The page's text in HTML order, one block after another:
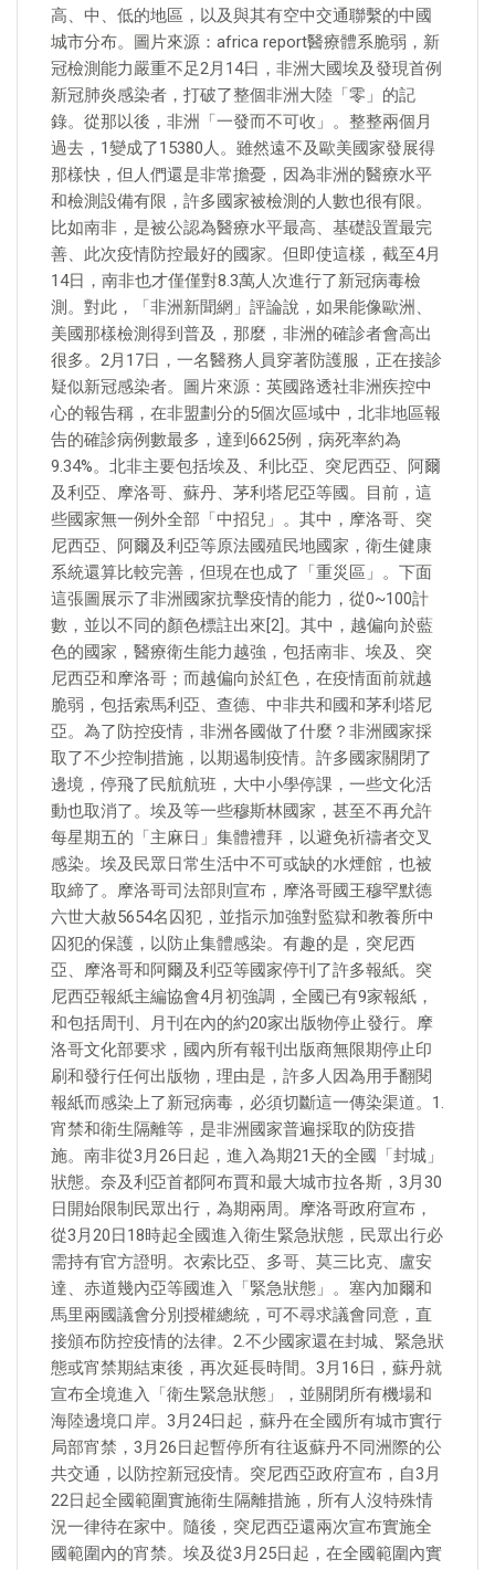
高、中、低的地區，以及與其有空中交通聯繫的中國
城市分布。圖片來源：africa report醫療體系脆弱，新
冠檢測能力嚴重不足2月14日，非洲大國埃及發現首例
新冠肺炎感染者，打破了整個非洲大陸「零」的記
錄。從那以後，非洲「一發而不可收」。整整兩個月
過去，1變成了15380人。雖然遠不及歐美國家發展得
那樣快，但人們還是非常擔憂，因為非洲的醫療水平
和檢測設備有限，許多國家被檢測的人數也很有限。
比如南非，是被公認為醫療水平最高、基礎設置最完
善、此次疫情防控最好的國家。但即使這樣，截至4月
14日，南非也才僅僅對8.3萬人次進行了新冠病毒檢
測。對此，「非洲新聞網」評論說，如果能像歐洲、
美國那樣檢測得到普及，那麼，非洲的確診者會高出
很多。2月17日，一名醫務人員穿著防護服，正在接診
疑似新冠感染者。圖片來源：英國路透社非洲疾控中
心的報告稱，在非盟劃分的5個次區域中，北非地區報
告的確診病例數最多，達到6625例，病死率約為
9.34%。北非主要包括埃及、利比亞、突尼西亞、阿爾
及利亞、摩洛哥、蘇丹、茅利塔尼亞等國。目前，這
些國家無一例外全部「中招兒」。其中，摩洛哥、突
尼西亞、阿爾及利亞等原法國殖民地國家，衛生健康
系統還算比較完善，但現在也成了「重災區」。下面
這張圖展示了非洲國家抗擊疫情的能力，從0~100計
數，並以不同的顏色標註出來[2]。其中，越偏向於藍
色的國家，醫療衛生能力越強，包括南非、埃及、突
尼西亞和摩洛哥；而越偏向於紅色，在疫情面前就越
脆弱，包括索馬利亞、查德、中非共和國和茅利塔尼
亞。為了防控疫情，非洲各國做了什麼？非洲國家採
取了不少控制措施，以期遏制疫情。許多國家關閉了
邊境，停飛了民航航班，大中小學停課，一些文化活
動也取消了。埃及等一些穆斯林國家，甚至不再允許
每星期五的「主麻日」集體禮拜，以避免祈禱者交叉
感染。埃及民眾日常生活中不可或缺的水煙館，也被
取締了。摩洛哥司法部則宣布，摩洛哥國王穆罕默德
六世大赦5654名囚犯，並指示加強對監獄和教養所中
囚犯的保護，以防止集體感染。有趣的是，突尼西
亞、摩洛哥和阿爾及利亞等國家停刊了許多報紙。突
尼西亞報紙主編協會4月初強調，全國已有9家報紙，
和包括周刊、月刊在內的約20家出版物停止發行。摩
洛哥文化部要求，國內所有報刊出版商無限期停止印
刷和發行任何出版物，理由是，許多人因為用手翻閱
報紙而感染上了新冠病毒，必須切斷這一傳染渠道。1.
宵禁和衛生隔離等，是非洲國家普遍採取的防疫措
施。南非從3月26日起，進入為期21天的全國「封城」
狀態。奈及利亞首都阿布賈和最大城市拉各斯，3月30
日開始限制民眾出行，為期兩周。摩洛哥政府宣布，
從3月20日18時起全國進入衛生緊急狀態，民眾出行必
需持有官方證明。衣索比亞、多哥、莫三比克、盧安
達、赤道幾內亞等國進入「緊急狀態」。塞內加爾和
馬里兩國議會分別授權總統，可不尋求議會同意，直
接頒布防控疫情的法律。2.不少國家還在封城、緊急狀
態或宵禁期結束後，再次延長時間。3月16日，蘇丹就
宣布全境進入「衛生緊急狀態」，並關閉所有機場和
海陸邊境口岸。3月24日起，蘇丹在全國所有城市實行
局部宵禁，3月26日起暫停所有往返蘇丹不同洲際的公
共交通，以防控新冠疫情。突尼西亞政府宣布，自3月
22日起全國範圍實施衛生隔離措施，所有人沒特殊情
況一律待在家中。隨後，突尼西亞還兩次宣布實施全
國範圍內的宵禁。埃及從3月25日起，在全國範圍內實